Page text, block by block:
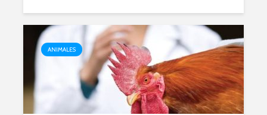
ANIMALES